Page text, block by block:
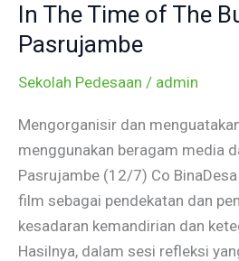
In The Time of The
Pasrujambe
Sekolah Pedesaan / admin
Mengorganisir dan
menggunakan beragam media
Pasrujambe (12/7) Co
film sebagai pendekatan dan
kesadaran kemandirian dan
Hasilnya, dalam sesi refleksi
In
The
of
Butterflies
Pasrujambe